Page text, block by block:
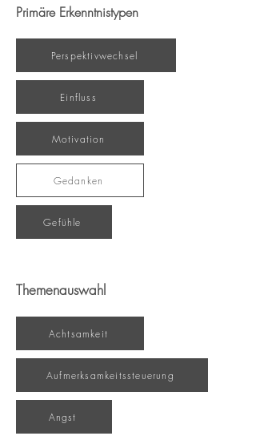
Primäre Erkenntnistypen
Perspektivwechsel
Einfluss
Motivation
Gedanken
Gefühle
Themenauswahl
Achtsamkeit
Aufmerksamkeitssteuerung
Angst